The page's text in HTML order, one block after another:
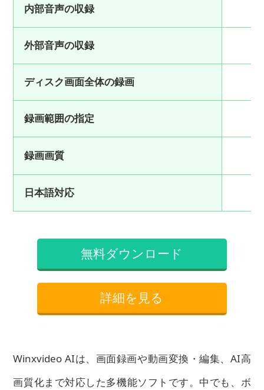
内部音声の収録
外部音声の収録
ディスク画面全体の録画
録画範囲の指定
録画画質
日本語対応
無料ダウンロード
詳細を見る
Winxvideo AIは、画面録画や動画変換・編集、AI高
画質化まで対応した多機能ソフトです。中でも、ボ